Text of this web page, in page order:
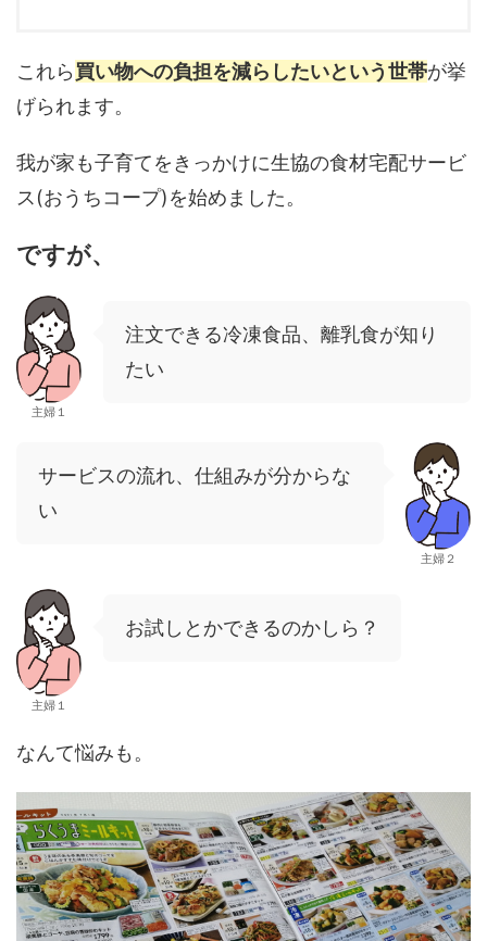
これら買い物への負担を減らしたいという世帯が挙
げられます。
我が家も子育てをきっかけに生協の食材宅配サービ
ス(おうちコープ)を始めました。
ですが、
主婦１
注文できる冷凍食品、離乳食が知り
たい
サービスの流れ、仕組みが分からな
い
主婦２
主婦１
お試しとかできるのかしら？
なんて悩みも。